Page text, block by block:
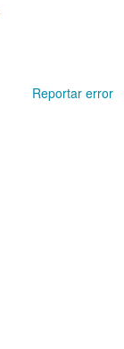
Reportar error